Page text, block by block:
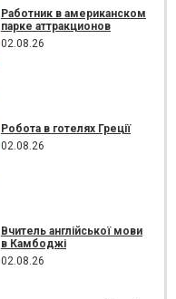
Работник в американском
парке аттракционов
02.08.26
Робота в готелях Греції
02.08.26
Вчитель англійської мови
в Камбоджі
02.08.26